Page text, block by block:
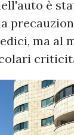
è
ma al